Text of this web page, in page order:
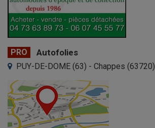
PRO Autofolies
PUY-DE-DOME (63) - Chappes (63720)